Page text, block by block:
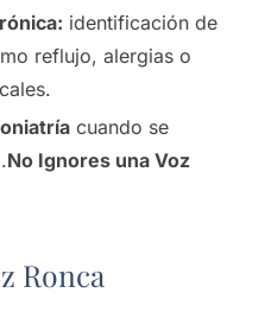
identificación de
reflujo, alergias o
cuando se
No Ignores una Voz
Ronca